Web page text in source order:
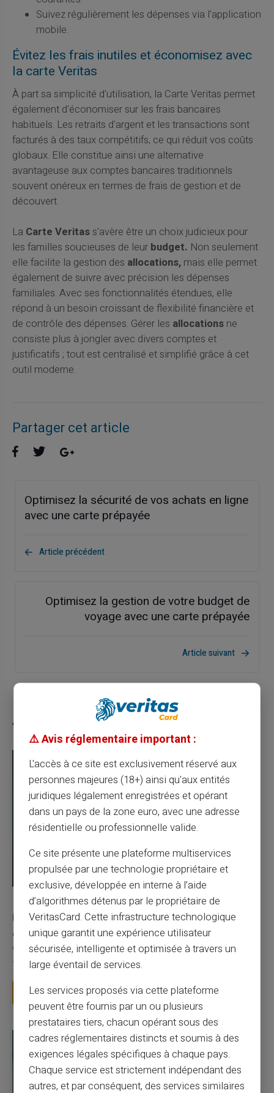
Suivez régulièrement les dépenses via l'application
mobile.
Évitez les frais inutiles et économisez avec
la carte Veritas
À part sa simplicité d'utilisation, la Carte Veritas permet
également d'économiser sur les frais bancaires
habituels. Les retraits d'argent et les transactions sont
facturés à des taux compétitifs, ce qui réduit vos coûts
globaux. Elle constitue ainsi une alternative
avantageuse aux comptes bancaires traditionnels
souvent onéreux en termes de frais de gestion et de
découvert.
La Carte Veritass'avère être un choix judicieux pour
les familles soucieuses de leur budget. Non seulement
elle facilite la gestion des allocations,mais elle permet
également de suivre avec précision les dépenses
familiales. Avec ses fonctionnalités étendues, elle
répond à un besoin croissant de flexibilité financière et
de contrôle des dépenses. Gérer les allocationsne
consiste plus à jongler avec divers comptes et
justificatifs ; tout est centralisé et simplifié grâce à cet
outil moderne.
Partager cet article
Optimisez la sécurité de vos achats en ligne
avec une carte prépayée
Article précédent
Optimisez la gestion de votre budget de
voyage avec une carte prépayée
Article suivant
Articles similaires
03/08/2026 Veritas Carte prépayée
Une carte bancaire gratuite sans compte, ça
existe ?
Vous avez tapé cette recherche parce que votre banque vous
facture 50 € par an pour une carte que vo...
Lire la suite
⚠️ Avis réglementaire important :
L'accès à ce site est exclusivement réservé aux
personnes majeures (18+) ainsi qu'aux entités
juridiques légalement enregistrées et opérant
dans un pays de la zone euro, avec une adresse
résidentielle ou professionnelle valide.
Ce site présente une plateforme multiservices
propulsée par une technologie propriétaire et
exclusive, développée en interne à l’aide
d’algorithmes détenus par le propriétaire de
VeritasCard. Cette infrastructure technologique
unique garantit une expérience utilisateur
sécurisée, intelligente et optimisée à travers un
large éventail de services.
Les services proposés via cette plateforme
peuvent être fournis par un ou plusieurs
prestataires tiers, chacun opérant sous des
cadres réglementaires distincts et soumis à des
exigences légales spécifiques à chaque pays.
Chaque service est strictement indépendant des
autres, et par conséquent, des services similaires